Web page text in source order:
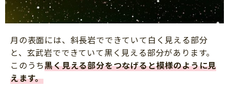
月の表面には、斜長岩でできていて白く見える部分
と、玄武岩でできていて黒く見える部分があります。
このうち黒く見える部分をつなげると模様のように見
えます。